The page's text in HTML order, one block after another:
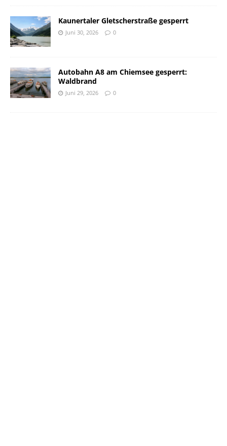
Kaunertaler Gletscherstraße gesperrt
Juni 30, 2026 0
Autobahn A8 am Chiemsee gesperrt:
Waldbrand
Juni 29, 2026 0